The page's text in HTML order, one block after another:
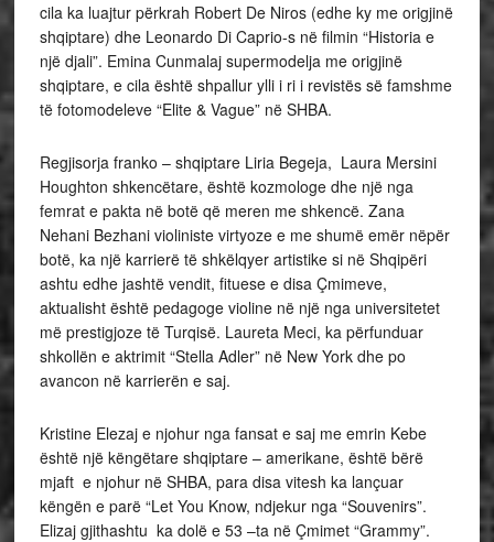
cila ka luajtur përkrah Robert De Niros (edhe ky me origjinë
shqiptare) dhe Leonardo Di Caprio-s në filmin “Historia e
një djali”. Emina Cunmalaj supermodelja me origjinë
shqiptare, e cila është shpallur ylli i ri i revistës së famshme
të fotomodeleve “Elite & Vague” në SHBA.
Regjisorja franko – shqiptare Liria Begeja, Laura Mersini
Houghton shkencëtare, është kozmologe dhe një nga
femrat e pakta në botë që meren me shkencë. Zana
Nehani Bezhani violiniste virtyoze e me shumë emër nëpër
botë, ka një karrierë të shkëlqyer artistike si në Shqipëri
ashtu edhe jashtë vendit, fituese e disa Çmimeve,
aktualisht është pedagoge violine në një nga universitetet
më prestigjoze të Turqisë. Laureta Meci, ka përfunduar
shkollën e aktrimit “Stella Adler” në New York dhe po
avancon në karrierën e saj.
Kristine Elezaj e njohur nga fansat e saj me emrin Kebe
është një këngëtare shqiptare – amerikane, është bërë
mjaft e njohur në SHBA, para disa vitesh ka lançuar
këngën e parë “Let You Know, ndjekur nga “Souvenirs”.
Elizaj gjithashtu ka dolë e 53 –ta në Çmimet “Grammy”.